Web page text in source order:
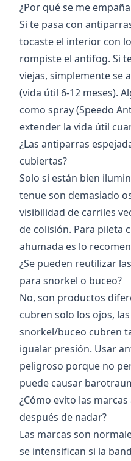
¿Por qué se me
Si te pasa con
tocaste el interior con
rompiste el antifog. Si
viejas, simplemente se
(vida útil 6-12 meses).
como spray (Speedo
extender la vida útil
¿Las antiparras
cubiertas?
Solo si están bien
tenue son demasiado
visibilidad de carriles
de colisión. Para pileta
ahumada es lo
¿Se pueden reutilizar
para snorkel o buceo?
No, son productos
cubren solo los ojos,
snorkel/buceo cubren
igualar presión. Usar
peligroso porque no
puede causar
¿Cómo evito las
después de nadar?
Las marcas son
se intensifican si la